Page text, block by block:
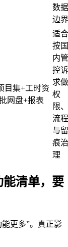
数据
边界
目集+工时资
网盘+报表
适合
按国
内管
控诉
求做
权
限、
流程
与留
痕治
理
能清单，要
更多”。真正影